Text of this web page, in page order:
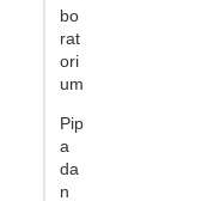
bo
rat
ori
um
Pip
a
da
n